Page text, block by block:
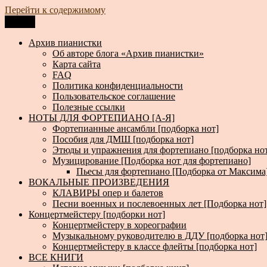
Перейти к содержимому
Архив пианистки
Всё для пианистов: ноты, книги, музыка, статьи…
Архив пианистки
Об авторе блога «Архив пианистки»
Карта сайта
FAQ
Политика конфиденциальности
Пользовательское соглашение
Полезные ссылки
НОТЫ ДЛЯ ФОРТЕПИАНО [А-Я]
Фортепианные ансамбли [подборка нот]
Пособия для ДМШ [подборка нот]
Этюды и упражнения для фортепиано [подборка
Музицирование [Подборка нот для фортепиано]
Пьесы для фортепиано [Подборка от
ВОКАЛЬНЫЕ ПРОИЗВЕДЕНИЯ
КЛАВИРЫ опер и балетов
Песни военных и послевоенных лет [Подборка нот]
Концертмейстеру [подборки нот]
Концертмейстеру в хореографии
Музыкальному руководителю в ДДУ [подборка нот]
Концертмейстеру в классе флейты [подборка нот]
ВСЕ КНИГИ